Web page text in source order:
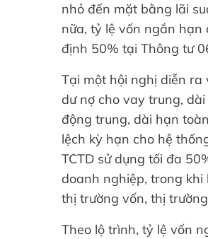
nhỏ đến mặt bằng lãi
nữa, tỷ lệ vốn ngắn hạn
định 50% tại Thông tư
Tại một hội nghị diễn ra
dư nợ cho vay trung,
động trung, dài hạn
lệch kỳ hạn cho hệ
TCTD sử dụng tối đa
doanh nghiệp, trong
thị trường vốn, thị
Theo lộ trình, tỷ lệ vốn